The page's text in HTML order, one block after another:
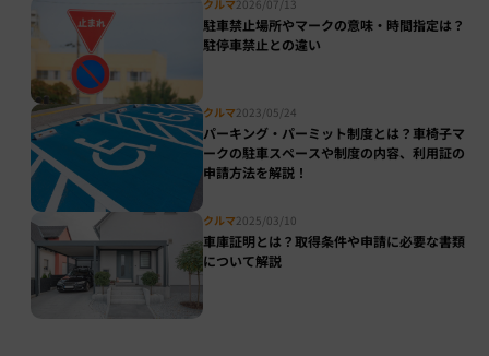
クルマ2026/07/13
駐車禁止場所やマークの意味・時間指定は？
駐停車禁止との違い
クルマ2023/05/24
パーキング・パーミット制度とは？車椅子マ
ークの駐車スペースや制度の内容、利用証の
申請方法を解説！
クルマ2025/03/10
車庫証明とは？取得条件や申請に必要な書類
について解説